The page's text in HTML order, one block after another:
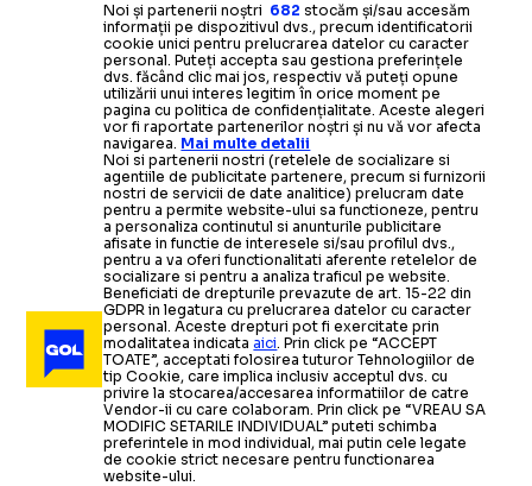
Noi și partenerii noștri 682 stocăm și/sau accesăm
informații pe dispozitivul dvs., precum identificatorii
cookie unici pentru prelucrarea datelor cu caracter
personal. Puteți accepta sau gestiona preferințele
dvs. făcând clic mai jos, respectiv vă puteți opune
utilizării unui interes legitim în orice moment pe
pagina cu politica de confidențialitate. Aceste alegeri
vor fi raportate partenerilor noștri și nu vă vor afecta
navigarea. Mai multe detalii
Noi si partenerii nostri (retelele de socializare si
agentiile de publicitate partenere, precum si furnizorii
nostri de servicii de date analitice) prelucram date
pentru a permite website-ului sa functioneze, pentru
a personaliza continutul si anunturile publicitare
afisate in functie de interesele si/sau profilul dvs.,
pentru a va oferi functionalitati aferente retelelor de
socializare si pentru a analiza traficul pe website.
Beneficiati de drepturile prevazute de art. 15-22 din
GDPR in legatura cu prelucrarea datelor cu caracter
personal. Aceste drepturi pot fi exercitate prin
modalitatea indicataaici. Prin click pe “ACCEPT
TOATE”, acceptati folosirea tuturor Tehnologiilor de
tip Cookie, care implica inclusiv acceptul dvs. cu
privire la stocarea/accesarea informatiilor de catre
Vendor-ii cu care colaboram. Prin click pe “VREAU SA
MODIFIC SETARILE INDIVIDUAL” puteti schimba
preferintele in mod individual, mai putin cele legate
de cookie strict necesare pentru functionarea
website-ului.